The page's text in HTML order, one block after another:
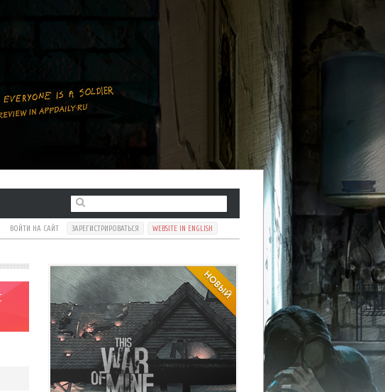
ВОЙТИ НА САЙТ ЗАРЕГИСТРИРОВАТЬСЯ WEBSITE IN ENGLISH